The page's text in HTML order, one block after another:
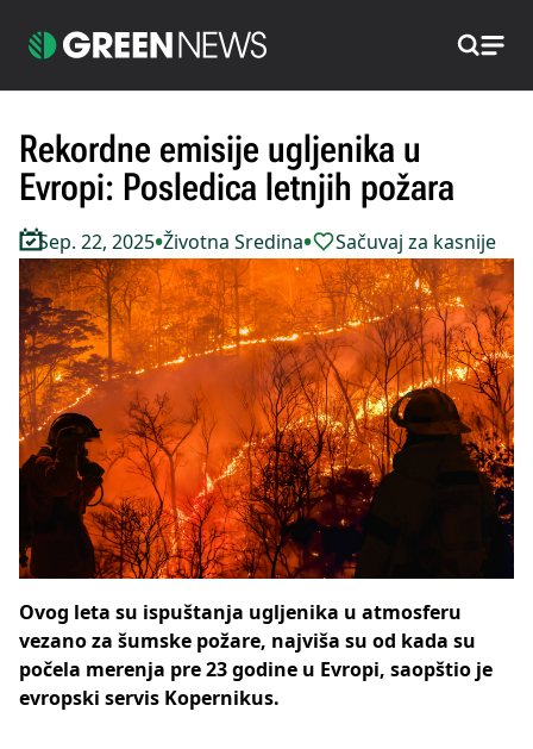
Rekordne emisije ugljenika u
Evropi: Posledica letnjih požara
Sep. 22, 2025•Životna Sredina• Sačuvaj za kasnije
Ovog leta su ispuštanja ugljenika u atmosferu
vezano za šumske požare, najviša su od kada su
počela merenja pre 23 godine u Evropi, saopštio je
evropski servis Kopernikus.